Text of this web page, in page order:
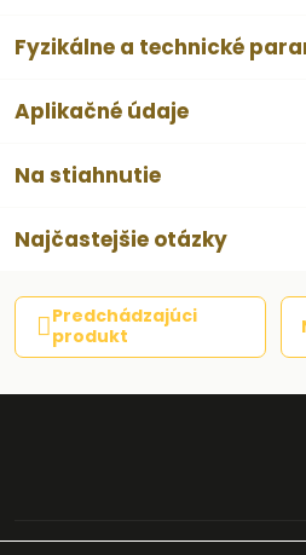
Fyzikálne a technické
Aplikačné údaje
Na stiahnutie
Najčastejšie otázky
Predchádzajúci
produkt